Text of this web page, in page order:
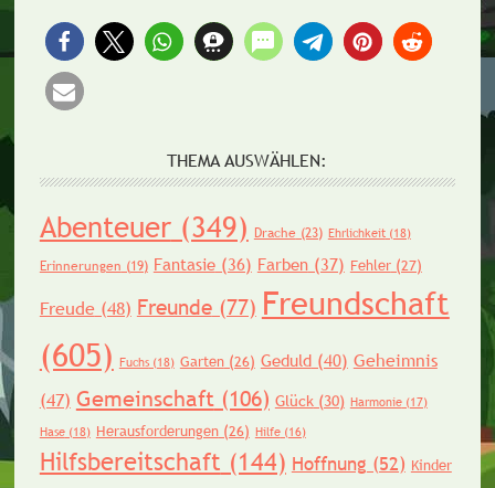
THEMA AUSWÄHLEN:
Abenteuer(349) Drache (23) Ehrlichkeit(18)
Erinnerungen (19) Fantasie(36) Farben(37) Fehler(27)
Freude(48) Freunde(77) Freundschaft
(605) Fuchs(18) Garten(26) Geduld(40) Geheimnis
(47) Gemeinschaft(106) Glück(30) Harmonie(17)
Hase(18) Herausforderungen(26) Hilfe(16)
Hilfsbereitschaft (144) Hoffnung (52) Kinder